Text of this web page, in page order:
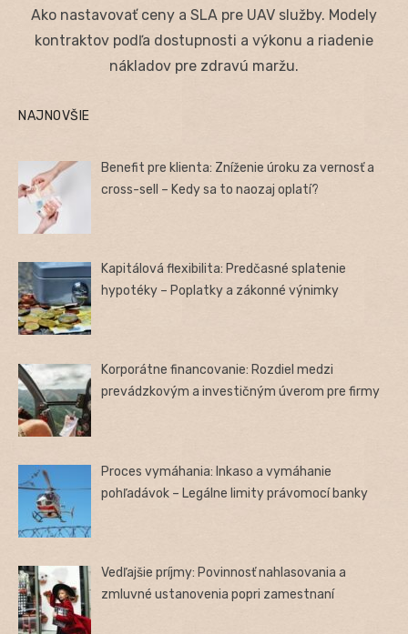
Ako nastavovať ceny a SLA pre UAV služby. Modely
kontraktov podľa dostupnosti a výkonu a riadenie
nákladov pre zdravú maržu.
NAJNOVŠIE
Benefit pre klienta: Zníženie úroku za vernosť a
cross-sell – Kedy sa to naozaj oplatí?
Kapitálová flexibilita: Predčasné splatenie
hypotéky – Poplatky a zákonné výnimky
Korporátne financovanie: Rozdiel medzi
prevádzkovým a investičným úverom pre firmy
Proces vymáhania: Inkaso a vymáhanie
pohľadávok – Legálne limity právomocí banky
Vedľajšie príjmy: Povinnosť nahlasovania a
zmluvné ustanovenia popri zamestnaní